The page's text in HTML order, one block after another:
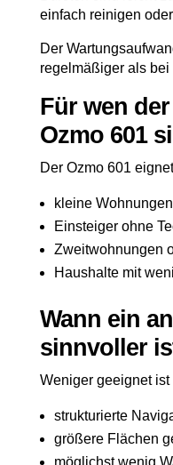
einfach reinigen
Der
regelmäßiger als bei
Für wen
Ozmo 601
Der Ozmo 601
kleine Wohnungen
Einsteiger ohne
Zweitwohnungen
Haushalte mit
Wann ein
sinnvoller
Weniger geeignet ist
strukturierte
größere Flächen
möglichst wenig